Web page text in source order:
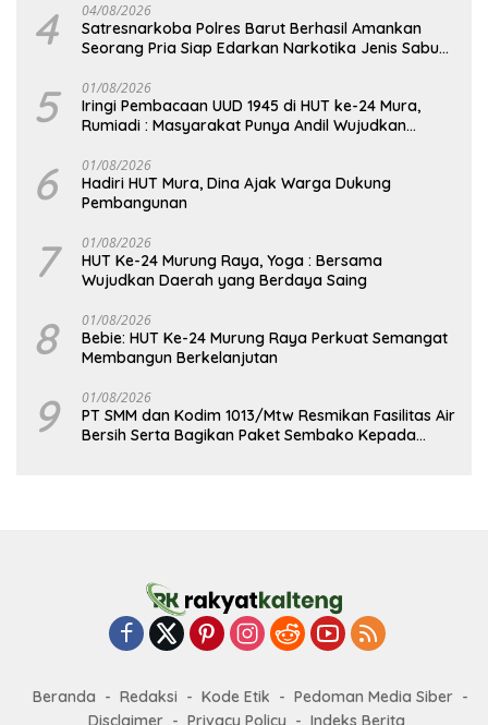
4 04/08/2026
Satresnarkoba Polres Barut Berhasil Amankan
Seorang Pria Siap Edarkan Narkotika Jenis Sabu
5 01/08/2026
Iringi Pembacaan UUD 1945 di HUT ke-24 Mura,
Rumiadi : Masyarakat Punya Andil Wujudkan
6 01/08/2026
Hadiri HUT Mura, Dina Ajak Warga Dukung
Pembangunan
7 01/08/2026
HUT Ke-24 Murung Raya, Yoga : Bersama
Wujudkan Daerah yang Berdaya Saing
8 01/08/2026
Bebie: HUT Ke-24 Murung Raya Perkuat Semangat
Membangun Berkelanjutan
9 01/08/2026
PT SMM dan Kodim 1013/Mtw Resmikan Fasilitas Air
Bersih Serta Bagikan Paket Sembako Kepada
Beranda Redaksi Kode Etik
Pedoman Media Siber
Disclaimer
Privacy Policy Indeks Berita